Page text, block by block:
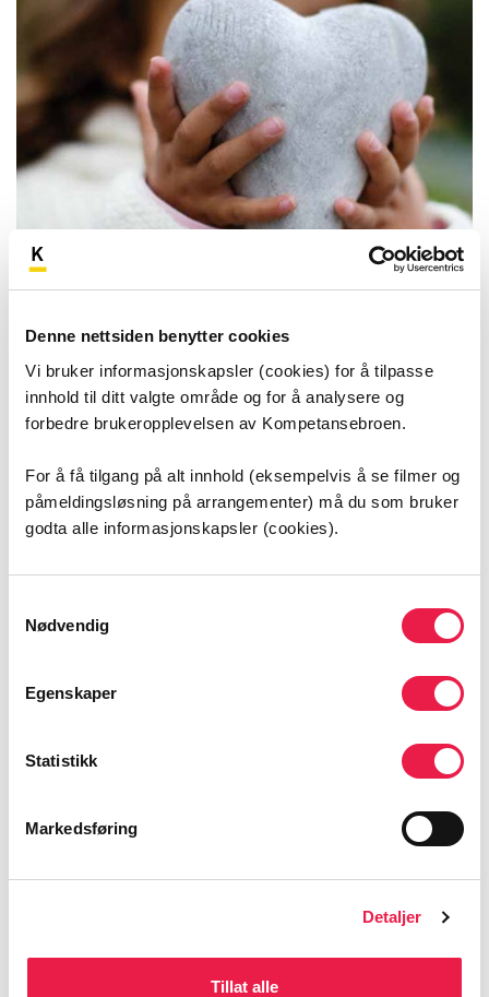
Denne nettsiden benytter cookies
Vi bruker informasjonskapsler (cookies) for å tilpasse
innhold til ditt valgte område og for å analysere og
forbedre brukeropplevelsen av Kompetansebroen.
For å få tilgang på alt innhold (eksempelvis å se filmer og
påmeldingsløsning på arrangementer) må du som bruker
godta alle informasjonskapsler (cookies).
Nødvendig
Egenskaper
Statistikk
Markedsføring
Detaljer
Tillat alle
Her er lenker til informasjonshefter som Sorgbehandling
poliklinikk har vært med på å lage. Heftene er produsert
av Landsforeningen uventet barnedød.
Når de minste sørger
Søskenfortellinger
Skolebarn og sorg
Alle fagartikler
Meld deg på nyhetsbrev